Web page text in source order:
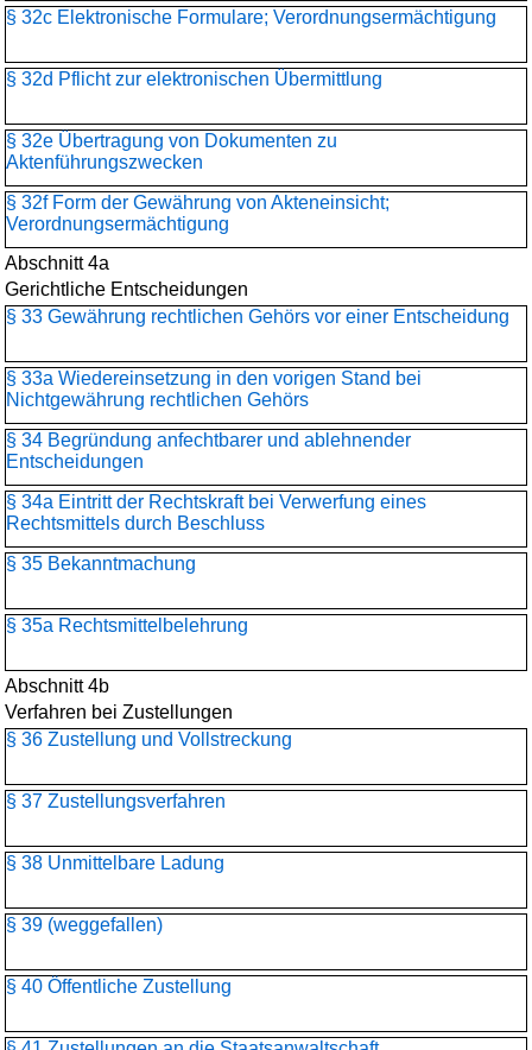
§ 32c Elektronische Formulare; Verordnungsermächtigung
§ 32d Pflicht zur elektronischen Übermittlung
§ 32e Übertragung von Dokumenten zu
Aktenführungszwecken
§ 32f Form der Gewährung von Akteneinsicht;
Verordnungsermächtigung
Abschnitt 4a
Gerichtliche Entscheidungen
§ 33 Gewährung rechtlichen Gehörs vor einer Entscheidung
§ 33a Wiedereinsetzung in den vorigen Stand bei
Nichtgewährung rechtlichen Gehörs
§ 34 Begründung anfechtbarer und ablehnender
Entscheidungen
§ 34a Eintritt der Rechtskraft bei Verwerfung eines
Rechtsmittels durch Beschluss
§ 35 Bekanntmachung
§ 35a Rechtsmittelbelehrung
Abschnitt 4b
Verfahren bei Zustellungen
§ 36 Zustellung und Vollstreckung
§ 37 Zustellungsverfahren
§ 38 Unmittelbare Ladung
§ 39 (weggefallen)
§ 40 Öffentliche Zustellung